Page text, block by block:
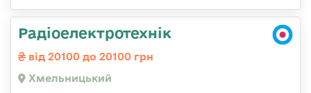
Радіоелектротехнік
від 20100 до 20100 грн
Хмельницький